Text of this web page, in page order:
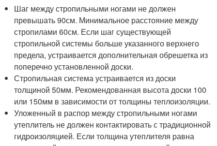
Шаг между стропильными ногами не должен
превышать 90см. Минимальное расстояние между
стропилами 60см. Если шаг существующей
стропильной системы больше указанного верхнего
предела, устраивается дополнительная обрешетка из
поперечно установленной доски.
Стропильная система устраивается из доски
толщиной 50мм. Рекомендованная высота доски 100
или 150мм в зависимости от толщины теплоизоляции.
Уложенный в распор между стропильными ногами
утеплитель не должен контактировать с традиционной
гидроизоляцией. Если толщина утеплителя равна